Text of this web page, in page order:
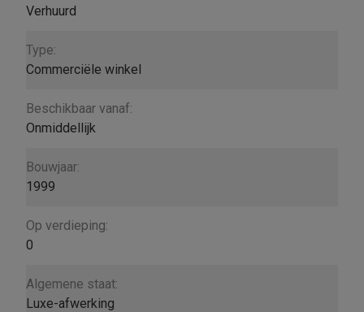
Verhuurd
Type:
Commerciële winkel
Beschikbaar vanaf:
Onmiddellijk
Bouwjaar:
1999
Op verdieping:
0
Algemene staat:
Luxe-afwerking